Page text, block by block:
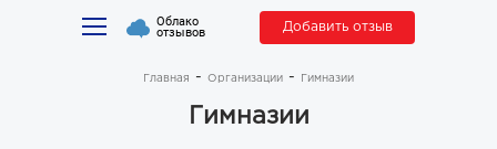
Облако
отзывов Добавить отзыв
Главная Организации Гимназии
Гимназии